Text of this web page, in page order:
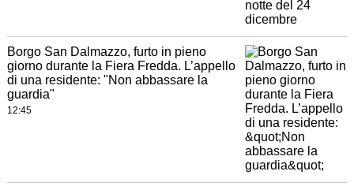
Borgo San Dalmazzo, furto in pieno
giorno durante la Fiera Fredda. L’appello
di una residente: "Non abbassare la
guardia"
12:45